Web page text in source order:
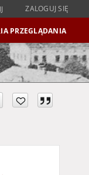
ZALOGUJ SIĘ
PRZEGLĄDANIA